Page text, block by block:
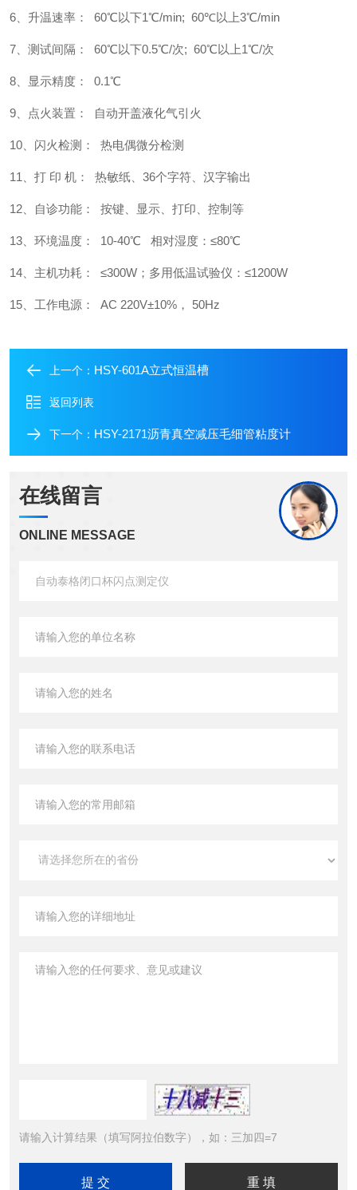
6、升温速率： 60℃以下1℃/min; 60℃以上3℃/min
7、测试间隔： 60℃以下0.5℃/次; 60℃以上1℃/次
8、显示精度： 0.1℃
9、点火装置： 自动开盖液化气引火
10、闪火检测： 热电偶微分检测
11、打 印 机： 热敏纸、36个字符、汉字输出
12、自诊功能： 按键、显示、打印、控制等
13、环境温度： 10-40℃ 相对湿度：≤80℃
14、主机功耗： ≤300W；多用低温试验仪：≤1200W
15、工作电源： AC 220V±10%， 50Hz
上一个： HSY-601A立式恒温槽
返回列表
下一个： HSY-2171沥青真空减压毛细管粘度计
在线留言
ONLINE MESSAGE
请输入计算结果（填写阿拉伯数字），如：三加四=7